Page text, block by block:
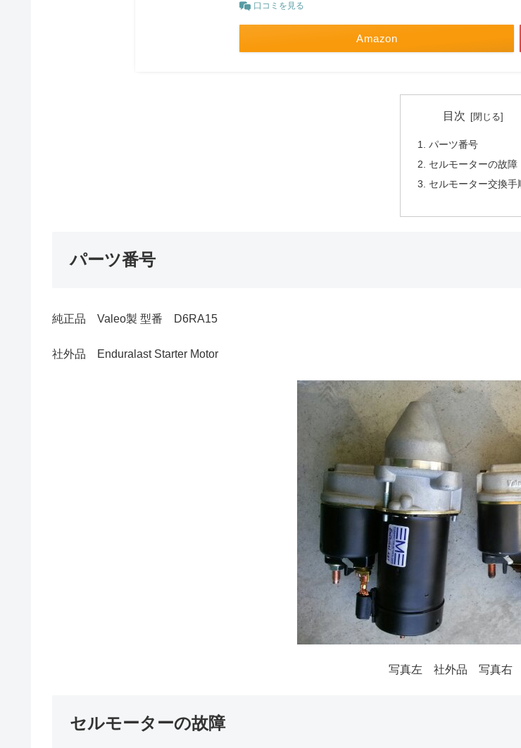
口コミを見る
Amazon
目次
パーツ番号
セルモーターの故障
セルモーター交換手
パーツ番号
純正品 Valeo製 型番 D6RA15
社外品 Enduralast Starter Motor
写真左 社外品 写真右
セルモーターの故障